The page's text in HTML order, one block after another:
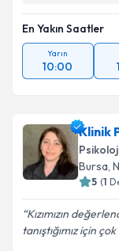
En Yakın Saatler
Yarın
10:00
Klinik
Bursa,
5 (1
Kızımızın
tanıştığımız için